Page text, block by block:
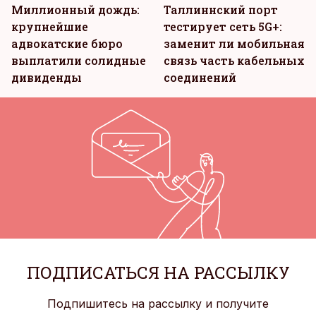
Миллионный дождь:
крупнейшие
адвокатские бюро
выплатили солидные
дивиденды
Таллиннский порт
тестирует сеть 5G+:
заменит ли мобильная
связь часть кабельных
соединений
ПОДПИСАТЬСЯ НА РАССЫЛКУ
Подпишитесь на рассылку и получите